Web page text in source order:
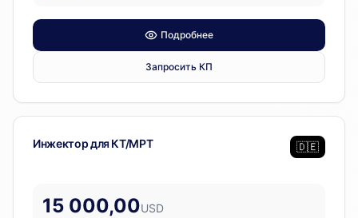
Подробнее
Запросить КП
Диагностическое оборудование
Инжектор для КТ/МРТ 🇩🇪
15 000,00USD